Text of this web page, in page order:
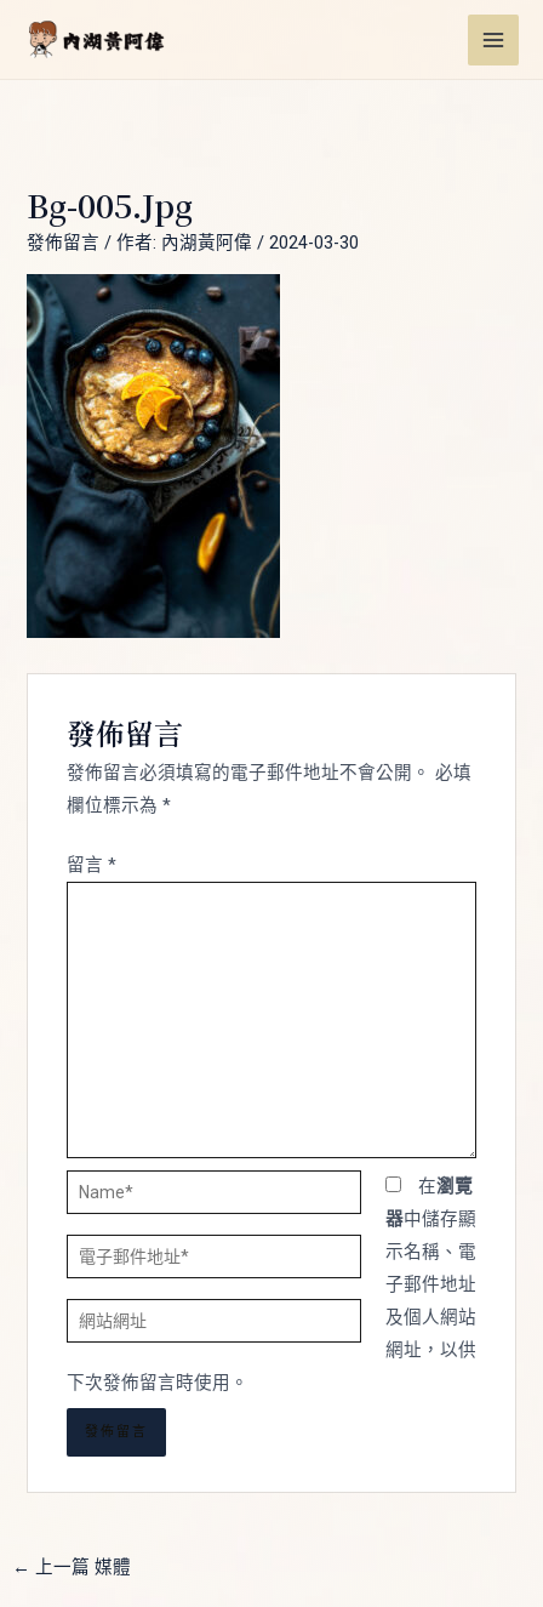
Bg-005.jpg
發佈留言 / 作者: 內湖黃阿偉/2024-03-30
發佈留言
發佈留言必須填寫的電子郵件地址不會公開。 必填
欄位標示為 *
留言 *
Name*
電
子
郵
件
地
址
網
站
網
址
在瀏覽
器中儲存顯
示名稱、電
子郵件地址
及個人網站
網址，以供
下次發佈留言時使用。
navigation
← 上一篇 媒體